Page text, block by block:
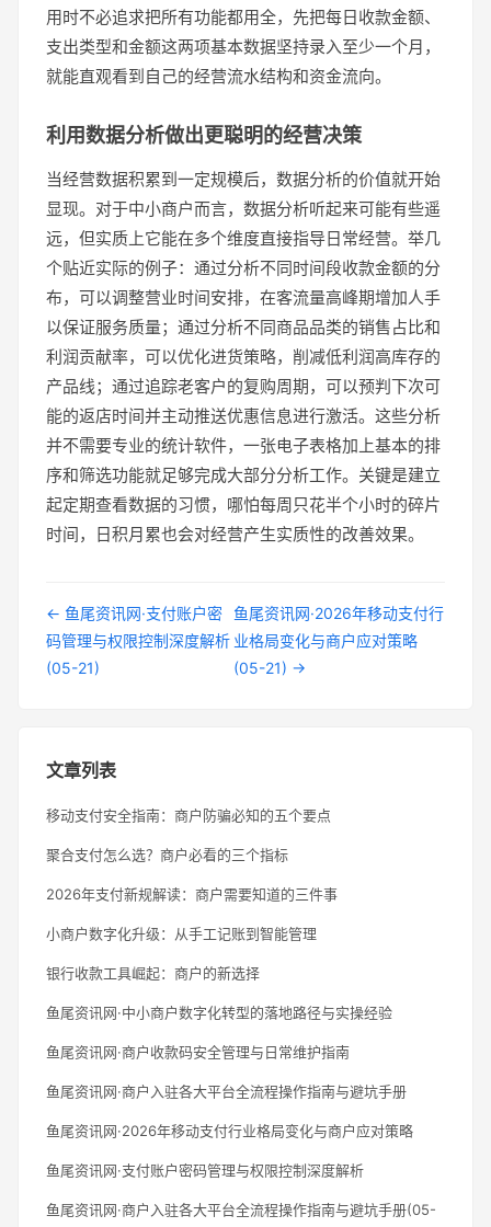
用时不必追求把所有功能都用全，先把每日收款金额、
支出类型和金额这两项基本数据坚持录入至少一个月，
就能直观看到自己的经营流水结构和资金流向。
利用数据分析做出更聪明的经营决策
当经营数据积累到一定规模后，数据分析的价值就开始
显现。对于中小商户而言，数据分析听起来可能有些遥
远，但实质上它能在多个维度直接指导日常经营。举几
个贴近实际的例子：通过分析不同时间段收款金额的分
布，可以调整营业时间安排，在客流量高峰期增加人手
以保证服务质量；通过分析不同商品品类的销售占比和
利润贡献率，可以优化进货策略，削减低利润高库存的
产品线；通过追踪老客户的复购周期，可以预判下次可
能的返店时间并主动推送优惠信息进行激活。这些分析
并不需要专业的统计软件，一张电子表格加上基本的排
序和筛选功能就足够完成大部分分析工作。关键是建立
起定期查看数据的习惯，哪怕每周只花半个小时的碎片
时间，日积月累也会对经营产生实质性的改善效果。
← 鱼尾资讯网·支付账户密
码管理与权限控制深度解析
(05-21)
鱼尾资讯网·2026年移动支付行
业格局变化与商户应对策略
(05-21) →
文章列表
移动支付安全指南：商户防骗必知的五个要点
聚合支付怎么选？商户必看的三个指标
2026年支付新规解读：商户需要知道的三件事
小商户数字化升级：从手工记账到智能管理
银行收款工具崛起：商户的新选择
鱼尾资讯网·中小商户数字化转型的落地路径与实操经验
鱼尾资讯网·商户收款码安全管理与日常维护指南
鱼尾资讯网·商户入驻各大平台全流程操作指南与避坑手册
鱼尾资讯网·2026年移动支付行业格局变化与商户应对策略
鱼尾资讯网·支付账户密码管理与权限控制深度解析
鱼尾资讯网·商户入驻各大平台全流程操作指南与避坑手册(05-